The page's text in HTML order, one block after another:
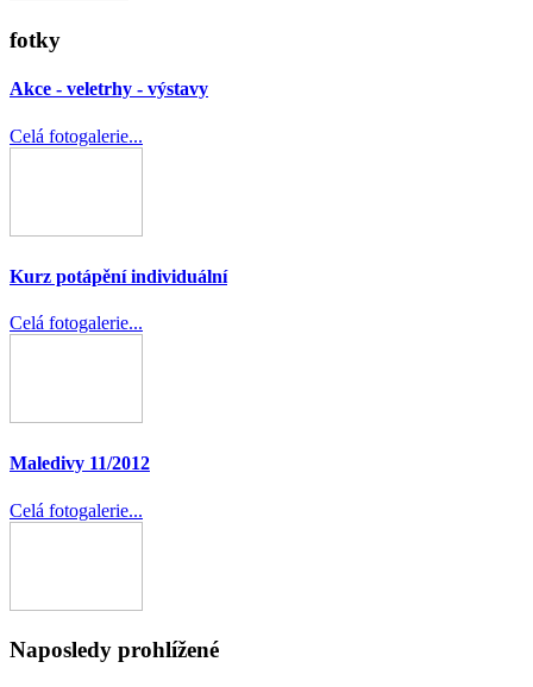
fotky
Akce - veletrhy - výstavy
Celá fotogalerie...
Kurz potápění individuální
Celá fotogalerie...
Maledivy 11/2012
Celá fotogalerie...
Naposledy prohlížené